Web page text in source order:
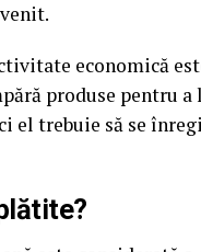
economică
produse pentru a
el trebuie să se